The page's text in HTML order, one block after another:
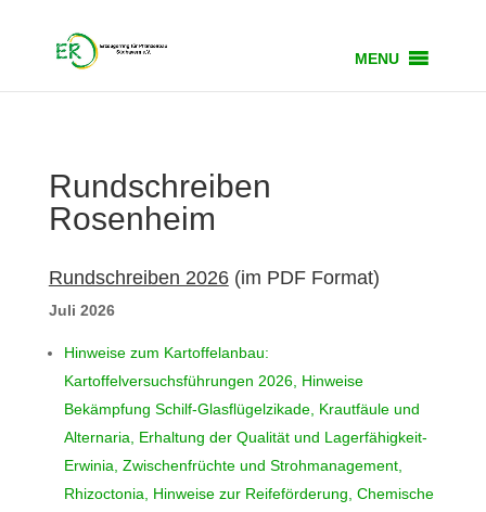
MENU
Rundschreiben
Rosenheim
Rundschreiben 2026(im PDF Format)
Juli 2026
Hinweise zum Kartoffelanbau:
Kartoffelversuchsführungen 2026, Hinweise
Bekämpfung Schilf-Glasflügelzikade, Krautfäule und
Alternaria, Erhaltung der Qualität und Lagerfähigkeit-
Erwinia, Zwischenfrüchte und Strohmanagement,
Rhizoctonia, Hinweise zur Reifeförderung, Chemische